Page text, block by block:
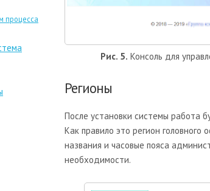
процесса
Рис. 5. Консоль для
Регионы
После установки системы работа
Как правило это регион
названия и часовые пояса
необходимости.